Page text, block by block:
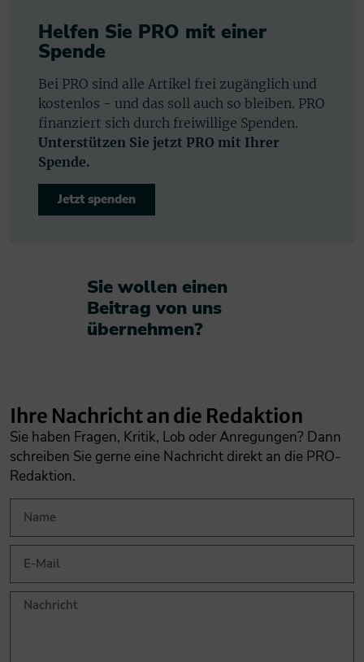
Helfen Sie PRO mit einer
Spende
Bei PRO sind alle Artikel frei zugänglich und
kostenlos - und das soll auch so bleiben. PRO
finanziert sich durch freiwillige Spenden.
Unterstützen Sie jetzt PRO mit Ihrer
Spende.
Jetzt spenden
Sie wollen einen
Beitrag von uns
übernehmen?​
Ihre Nachricht an die Redaktion
Sie haben Fragen, Kritik, Lob oder Anregungen? Dann
schreiben Sie gerne eine Nachricht direkt an die PRO-
Redaktion.